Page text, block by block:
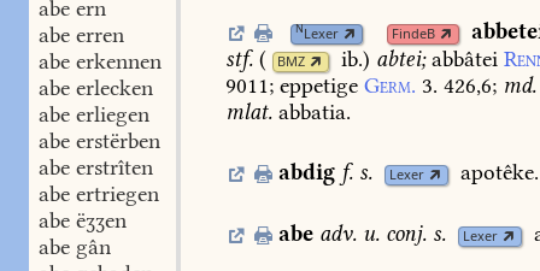
abe ern
abe erren
abe erkennen
abe erlecken
abe erliegen
abe erstërben
abe erstrîten
abe ertriegen
abe ëʒʒen
abe gân
NLexer FindeB
stf. ( BMZ ib.) abtei; abbâtei
9011; eppetige Germ. 3. 426,6; md.
mlat. abbatia.
abdig f. s. Lexer apotêke.
abe adv. u. conj. s. Lexer